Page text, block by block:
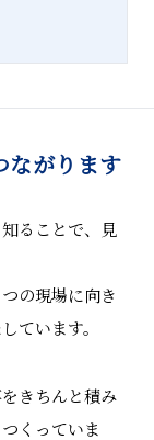
ながります
ることで、見
の現場に向き
ています。
きちんと積み
くっていま